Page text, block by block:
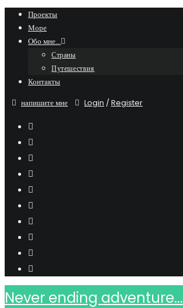
Skip
content
Проекты
Море
Обо мне…
Страны
Путешествия
Контакты
напишите мне
Login /Register
Never ending adventure...